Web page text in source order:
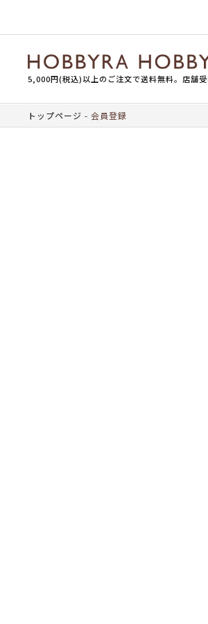
5,000円(税込)以上のご注文で送料無料。店舗
トップページ 会員登録